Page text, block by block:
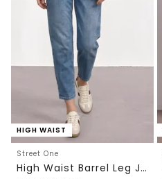
HIGH WAIST
Street One
High Waist Barrel Leg Jeans im Loose Fit